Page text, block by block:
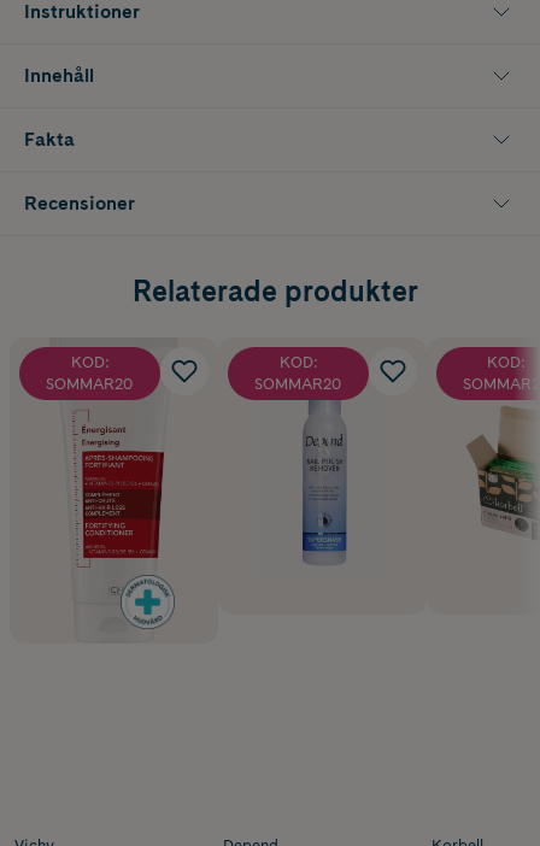
Instruktioner
Innehåll
Fakta
Recensioner
Relaterade produkter
KOD:
SOMMAR20
KOD:
SOMMAR20
KOD: